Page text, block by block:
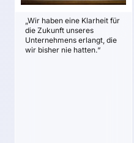
„Wir haben eine Klarheit für
die Zukunft unseres
Unternehmens erlangt, die
wir bisher nie hatten.“
Erarbeitung eines
Kompasses mit
eindeutigen Leitlinien
für die tägliche Arbeit